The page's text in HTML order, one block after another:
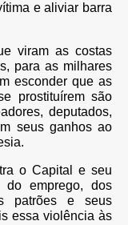
e aliviar barra
viram as costas
para as milhares
esconder que as
prostituírem são
deputados,
seus ganhos ao
o Capital e seu
emprego, dos
patrões e seus
essa violência às